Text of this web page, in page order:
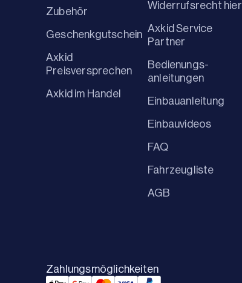
Zubehör
Geschenkgutschein
Axkid
Preisversprechen
Axkid im Handel
Widerrufsrecht hier
Axkid Service
Partner
Bedienungs-
anleitungen
Einbauanleitung
Einbauvideos
FAQ
Fahrzeugliste
AGB
Zahlungsmöglichkeiten